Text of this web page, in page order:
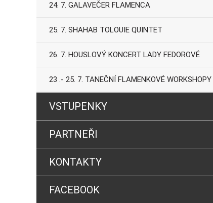
24. 7. GALAVEČER FLAMENCA
25. 7. SHAHAB TOLOUIE QUINTET
26. 7. HOUSLOVÝ KONCERT LADY FEDOROVÉ
23 .- 25. 7. TANEČNÍ FLAMENKOVÉ WORKSHOPY
VSTUPENKY
PARTNEŘI
KONTAKTY
FACEBOOK